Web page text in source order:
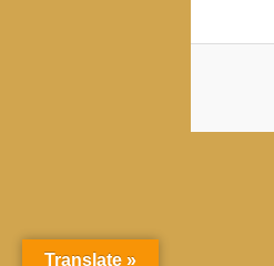
Translate »